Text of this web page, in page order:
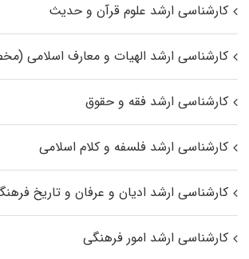
کارشناسی ارشد علوم قرآن و حدیث
کارشناسی ارشد الهیات و معارف
کارشناسی ارشد فقه و حقوق
کارشناسی ارشد فلسفه و کلام اسلامی
کارشناسی ارشد ادیان و عرفان و تاریخ
کارشناسی ارشد امور فرهنگی